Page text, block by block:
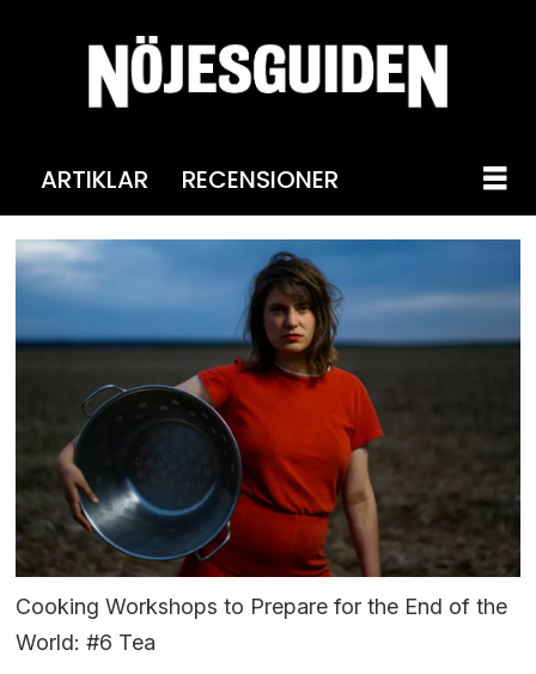
ARTIKLAR RECENSIONER
Cooking Workshops to Prepare for the End of the
World: #6 Tea